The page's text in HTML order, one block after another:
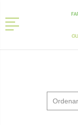
Menú